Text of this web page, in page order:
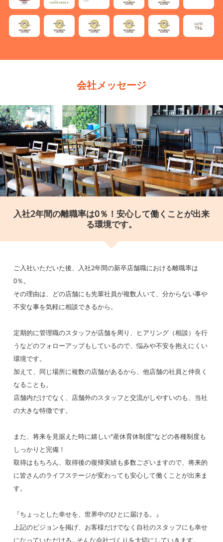
港第1旅客ﾀｰﾐﾅﾙ2階(制限区域内）
＜三本珈琲店 羽田空港第2ターミナル
スイング店＞
東京都大田区羽田空港2-6-5 東京国際空
＜SCENIC CAFÉ＞
東京都大田区羽田空港3-4-2 東京国際空
港第2旅客ターミナルビル5F
＜たこ焼・鉄板焼 三っちゃん＞
東京都大田区羽田空港3-3-2 東京国際空
港第1旅客ターミナルビル北テラス3F
＜一休茶屋＞
東京都大田区羽田空港3-3-2 東京国際空
港第1旅客ターミナルビル北テラス3F
東京都大田区羽田空港3-3-2 東京国際空
東京都大田区羽田空港2-6-5 国際線ター
東京都千代田区丸の内1-9-1 JR東海・東
京駅構内（ラッチ内）
ーー千葉県ーー
千葉県成田市古込1-1 第1ターミナルビル
＜三本亭 成田空港第2ターミナル店＞
千葉県成田市古込字古込１番地１ 第2旅
＜caffeLAT.25（カフェ ラット ニジュウ
グ1階
＜caffeLAT.25（カフェ ラット ニジュウ
でお気軽にご連絡くださいませ！(選考に影響
が出る事はありませんのでご安心ください。)
岐にわたる業態を展開✨ 「将来自分のカフェを
プニングに携わりたい！」 「まだ職種を決めき
れないから、働きながら決めていきたい！」 一
つでも当てはまる方、是非企業説明会へご参加
会社メッセージ
入社2年間の離職率は0％！安心して働くことが出来
る環境です。
ご入社いただいた後、入社2年間の新卒店舗職における離職率は
0％。
その理由は、どの店舗にも先輩社員が複数人いて、分からない事や
不安な事を気軽に相談できるから。
定期的に管理職のスタッフが店舗を周り、ヒアリング（相談）を行
うなどのフォローアップもしているので、悩みや不安を抱えにくい
環境です。
加えて、同じ場所に複数の店舗があるから、他店舗の社員と仲良く
なることも。
店舗内だけでなく、店舗外のスタッフと交流がしやすいのも、当社
の大きな特徴です。
また、将来を見据えた時に嬉しい“産休育休制度”などの各種制度も
しっかりと完備！
取得はもちろん、取得後の復帰実績も多数ございますので、将来的
に皆さんのライフステージが変わっても安心して働くことが出来ま
す。
『ちょっとした幸せを、世界中のひとに届ける。』
上記のビジョンを掲げ、お客様だけでなく自社のスタッフにも幸せ
になっていただける…そんな会社づくりを大切にしていきます。